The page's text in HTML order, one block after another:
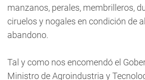
manzanos, perales, membrilleros,
ciruelos y nogales en condición de
abandono.
Tal y como nos encomendó el
Ministro de Agroindustria y